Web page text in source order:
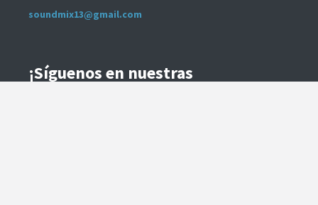
soundmix13@gmail.com
¡Síguenos en nuestras